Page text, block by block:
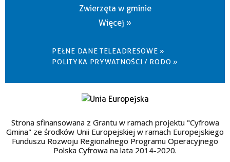
Zwierzęta w gminie
Więcej »
PEŁNE DANE TELEADRESOWE »
POLITYKA PRYWATNOŚCI / RODO »
Strona sfinansowana z Grantu w ramach projektu "Cyfrowa
Gmina" ze środków Unii Europejskiej w ramach Europejskiego
Funduszu Rozwoju Regionalnego Programu Operacyjnego
Polska Cyfrowa na lata 2014-2020.